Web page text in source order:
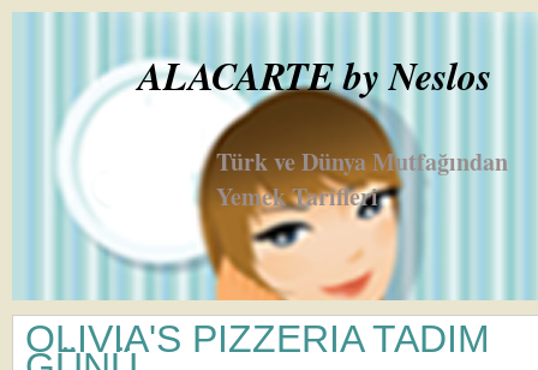
ALACARTE by Neslos
Türk ve Dünya Mutfağından
Yemek Tarifleri
OLIVIA'S PIZZERIA TADIM